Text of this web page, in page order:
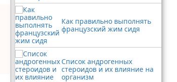
Как правильно выполнять
французский жим сидя
Список андрогенных
стероидов и их влияние на
организм